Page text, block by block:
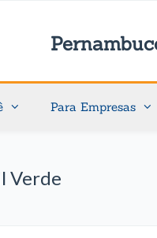
Para Empresas
Verde